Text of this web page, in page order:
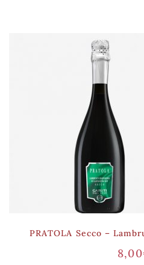
PRATOLA Secco –
8,00